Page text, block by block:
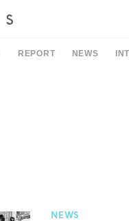
REPORT NEWS
NEWS